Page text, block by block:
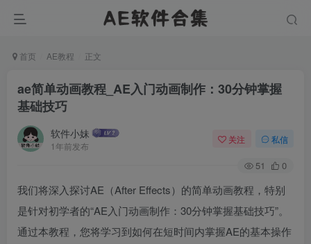
首页 AE教程 正文
ae简单动画教程_AE入门动画制作：30分钟掌握
基础技巧
软件小妹
1年前发布
关注 私信
51 0
我们将深入探讨AE（After Effects）的简单动画教程，特别
是针对初学者的“AE入门动画制作：30分钟掌握基础技巧”。
通过本教程，您将学习到如何在短时间内掌握AE的基本操作